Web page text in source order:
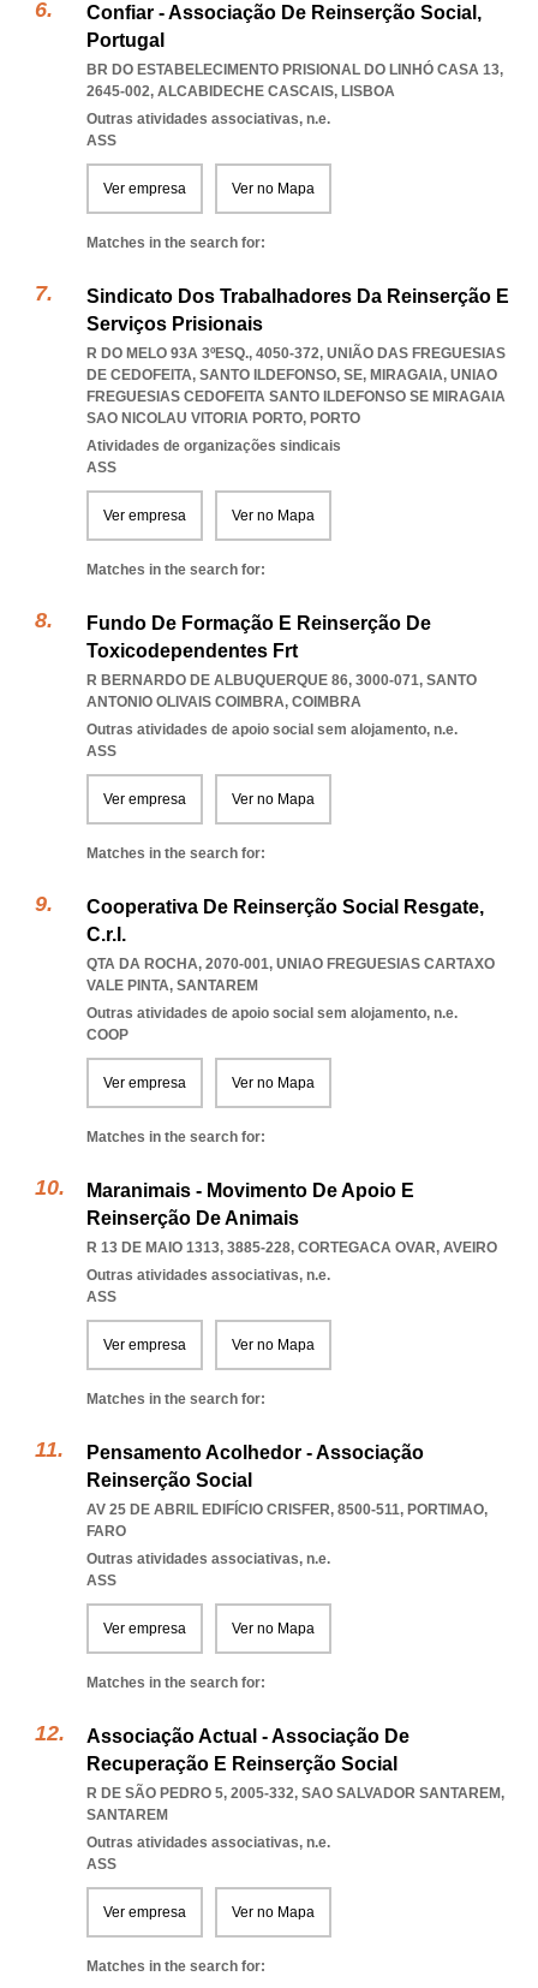
Confiar - Associação De Reinserção Social,
Portugal
BR DO ESTABELECIMENTO PRISIONAL DO LINHÓ CASA 13,
2645-002, ALCABIDECHE CASCAIS, LISBOA
Outras atividades associativas, n.e.
ASS
Ver empresa Ver no Mapa
Matches in the search for:
Sindicato Dos Trabalhadores Da Reinserção E
Serviços Prisionais
R DO MELO 93A 3ºESQ., 4050-372, UNIÃO DAS FREGUESIAS
DE CEDOFEITA, SANTO ILDEFONSO, SE, MIRAGAIA, UNIAO
FREGUESIAS CEDOFEITA SANTO ILDEFONSO SE MIRAGAIA
SAO NICOLAU VITORIA PORTO, PORTO
Atividades de organizações sindicais
ASS
Ver empresa Ver no Mapa
Matches in the search for:
Fundo De Formação E Reinserção De
Toxicodependentes Frt
R BERNARDO DE ALBUQUERQUE 86, 3000-071, SANTO
ANTONIO OLIVAIS COIMBRA, COIMBRA
Outras atividades de apoio social sem alojamento, n.e.
ASS
Ver empresa Ver no Mapa
Matches in the search for:
Cooperativa De Reinserção Social Resgate,
C.r.l.
QTA DA ROCHA, 2070-001, UNIAO FREGUESIAS CARTAXO
VALE PINTA, SANTAREM
Outras atividades de apoio social sem alojamento, n.e.
COOP
Ver empresa Ver no Mapa
Matches in the search for:
Maranimais - Movimento De Apoio E
Reinserção De Animais
R 13 DE MAIO 1313, 3885-228, CORTEGACA OVAR, AVEIRO
Outras atividades associativas, n.e.
ASS
Ver empresa Ver no Mapa
Matches in the search for:
Pensamento Acolhedor - Associação
Reinserção Social
AV 25 DE ABRIL EDIFÍCIO CRISFER, 8500-511, PORTIMAO,
FARO
Outras atividades associativas, n.e.
ASS
Ver empresa Ver no Mapa
Matches in the search for:
Associação Actual - Associação De
Recuperação E Reinserção Social
R DE SÃO PEDRO 5, 2005-332, SAO SALVADOR SANTAREM,
SANTAREM
Outras atividades associativas, n.e.
ASS
Ver empresa Ver no Mapa
Matches in the search for: